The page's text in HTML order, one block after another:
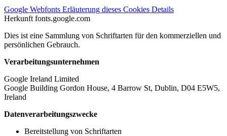
Google Webfonts Erläuterung dieses Cookies Details
Herkunft fonts.google.com
Dies ist eine Sammlung von Schriftarten für den kommerziellen und
persönlichen Gebrauch.
Verarbeitungsunternehmen
Google Ireland Limited
Google Building Gordon House, 4 Barrow St, Dublin, D04 E5W5,
Ireland
Datenverarbeitungszwecke
Bereitstellung von Schriftarten